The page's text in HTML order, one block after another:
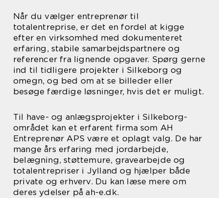
Når du vælger entreprenør til
totalentreprise, er det en fordel at kigge
efter en virksomhed med dokumenteret
erfaring, stabile samarbejdspartnere og
referencer fra lignende opgaver. Spørg gerne
ind til tidligere projekter i Silkeborg og
omegn, og bed om at se billeder eller
besøge færdige løsninger, hvis det er muligt.
Til have- og anlægsprojekter i Silkeborg-
området kan et erfarent firma som AH
Entreprenør APS være et oplagt valg. De har
mange års erfaring med jordarbejde,
belægning, støttemure, gravearbejde og
totalentrepriser i Jylland og hjælper både
private og erhverv. Du kan læse mere om
deres ydelser på ah-e.dk.